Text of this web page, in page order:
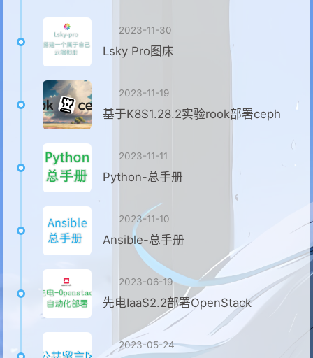
2023-11-30
Lsky Pro图床
2023-11-19
基于K8S1.28.2实验rook部署ceph
2023-11-11
Python-总手册
2023-11-10
Ansible-总手册
2023-06-19
先电IaaS2.2部署OpenStack
2023-05-24